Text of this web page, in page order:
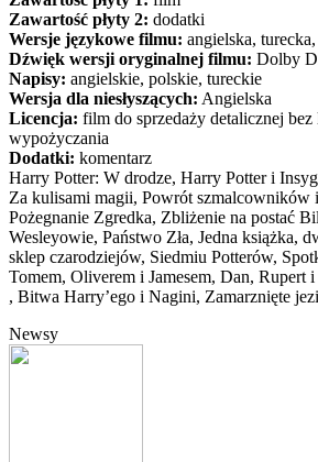
Zawartość płyty 2: dodatki
Wersje językowe filmu: angielska,
Dźwięk wersji oryginalnej filmu: Dolby
Napisy: angielskie, polskie, tureckie
Wersja dla niesłyszących: Angielska
Licencja: film do sprzedaży detalicznej
wypożyczania
Dodatki: komentarz
Harry Potter: W drodze, Harry Potter i
Za kulisami magii, Powrót szmalcowników
Pożegnanie Zgredka, Zbliżenie na postać
Wesleyowie, Państwo Zła, Jedna książka,
sklep czarodziejów, Siedmiu Potterów,
Tomem, Oliverem i Jamesem, Dan, Rupert
, Bitwa Harry’ego i Nagini, Zamarznięte
Newsy